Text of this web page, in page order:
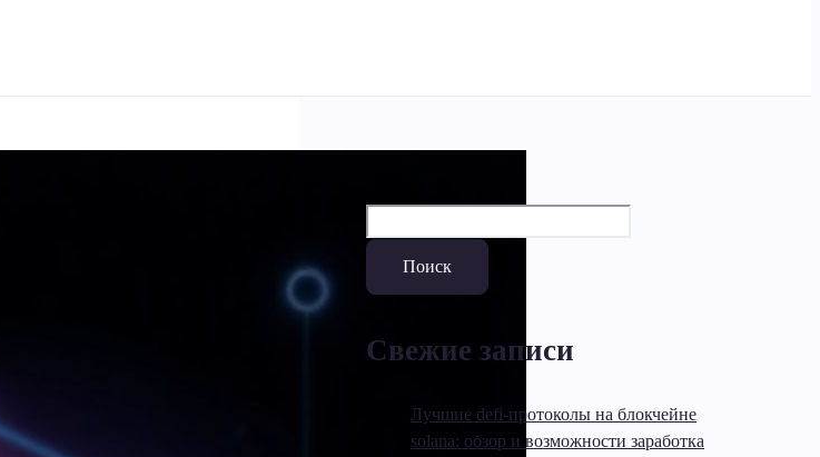
Поиск
Свежие записи
Лучшие defi-протоколы на блокчейне
solana: обзор и возможности заработка